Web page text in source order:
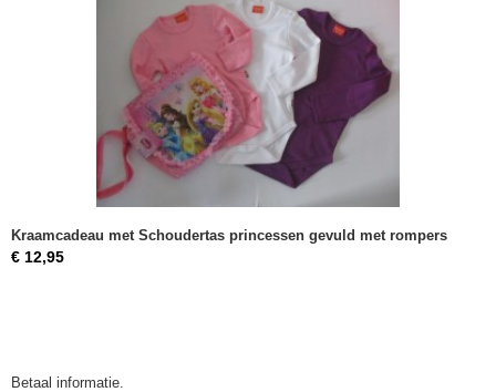
Kraamcadeau met Schoudertas princessen gevuld met rompers
€ 12,95
Betaal informatie.